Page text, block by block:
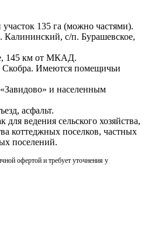
135 га (можно частями).
Калининский, с/п. Бурашевское,
145 км от МКАД.
Скобра. Имеются помещичьи
и населенным
асфальт.
ведения сельского хозяйства,
коттеджных поселков, частных
поселений.
офертой и требует уточнения у